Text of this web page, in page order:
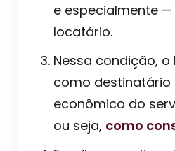
e especialmente
locatário.
Nessa condição,
como
econômico do
ou seja, como